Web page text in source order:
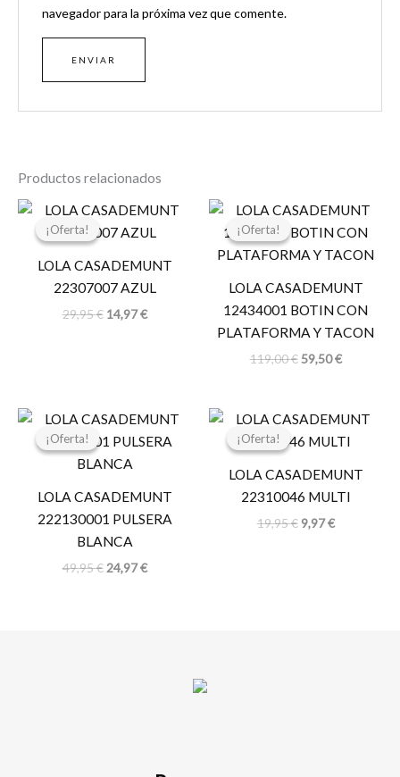
navegador para la próxima vez que comente.
Productos relacionados
¡Oferta!
¡Oferta!
LOLA CASADEMUNT
22307007 AZUL
29,95€
El
original
29,95 €.
14,97€
El
actual
14,97 €.
¡Oferta!
¡Oferta!
LOLA CASADEMUNT
12434001 BOTIN CON
PLATAFORMA Y TACON
119,00€
El
original
era:
59,50€
El
actual
es:
¡Oferta!
¡Oferta!
LOLA CASADEMUNT
222130001 PULSERA
BLANCA
49,95€
El
original
era:
24,97€
El
actual
¡Oferta!
¡Oferta!
LOLA CASADEMUNT
22310046 MULTI
19,95€
El
original
19,95 €.
9,97€
El
actual
9,97 €.